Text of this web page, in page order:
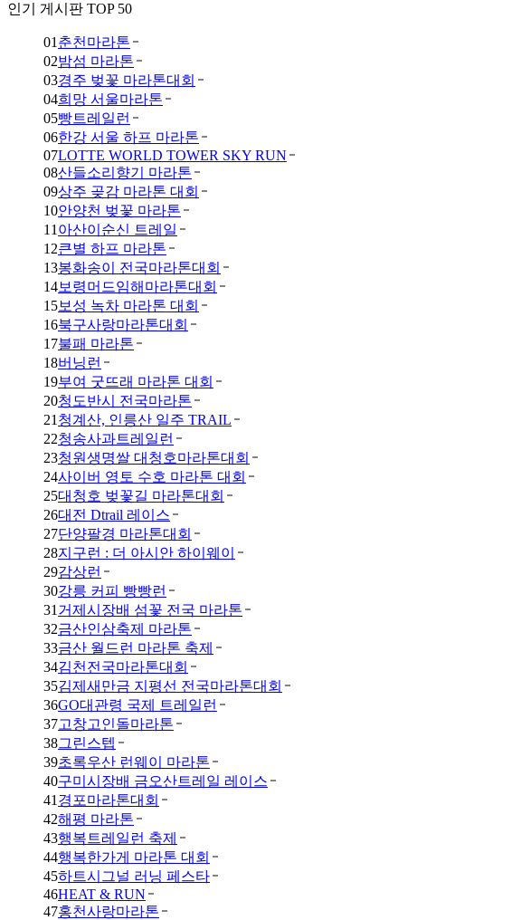
인기 게시판 TOP 50
01 춘천마라톤
02밤섬 마라톤
03경주 벚꽃 마라톤대회
04희망 서울마라톤
05빵트레일런
06한강 서울 하프 마라톤
07LOTTE WORLD TOWER SKY RUN
08산들소리향기 마라톤
09상주 곶감 마라톤 대회
10안양천 벚꽃 마라톤
11 아산이순신 트레일
12큰별 하프 마라톤
13봉화송이 전국마라톤대회
14보령머드임해마라톤대회
15보성 녹차 마라톤 대회
16북구사랑마라톤대회
17불패 마라톤
18버닝런
19부여 굿뜨래 마라톤 대회
20청도반시 전국마라톤
21 청계산, 인릉산 일주 TRAIL
22청송사과트레일런
23청원생명쌀 대청호마라톤대회
24사이버 영토 수호 마라톤 대회
25대청호 벚꽃길 마라톤대회
26대전 Dtrail 레이스
27단양팔경 마라톤대회
28지구런 : 더 아시안 하이웨이
29감상런
30강릉 커피 빵빵런
31 거제시장배 섬꽃 전국 마라톤
32금산인삼축제 마라톤
33금산 월드런 마라톤 축제
34김천전국마라톤대회
35김제새만금 지평선 전국마라톤대회
36GO대관령 국제 트레일런
37고창고인돌마라톤
38그린스텝
39초록우산 런웨이 마라톤
40구미시장배 금오산트레일 레이스
41 경포마라톤대회
42해평 마라톤
43행복트레일런 축제
44행복한가게 마라톤 대회
45하트시그널 러닝 페스타
46HEAT & RUN
47홍천사랑마라톤